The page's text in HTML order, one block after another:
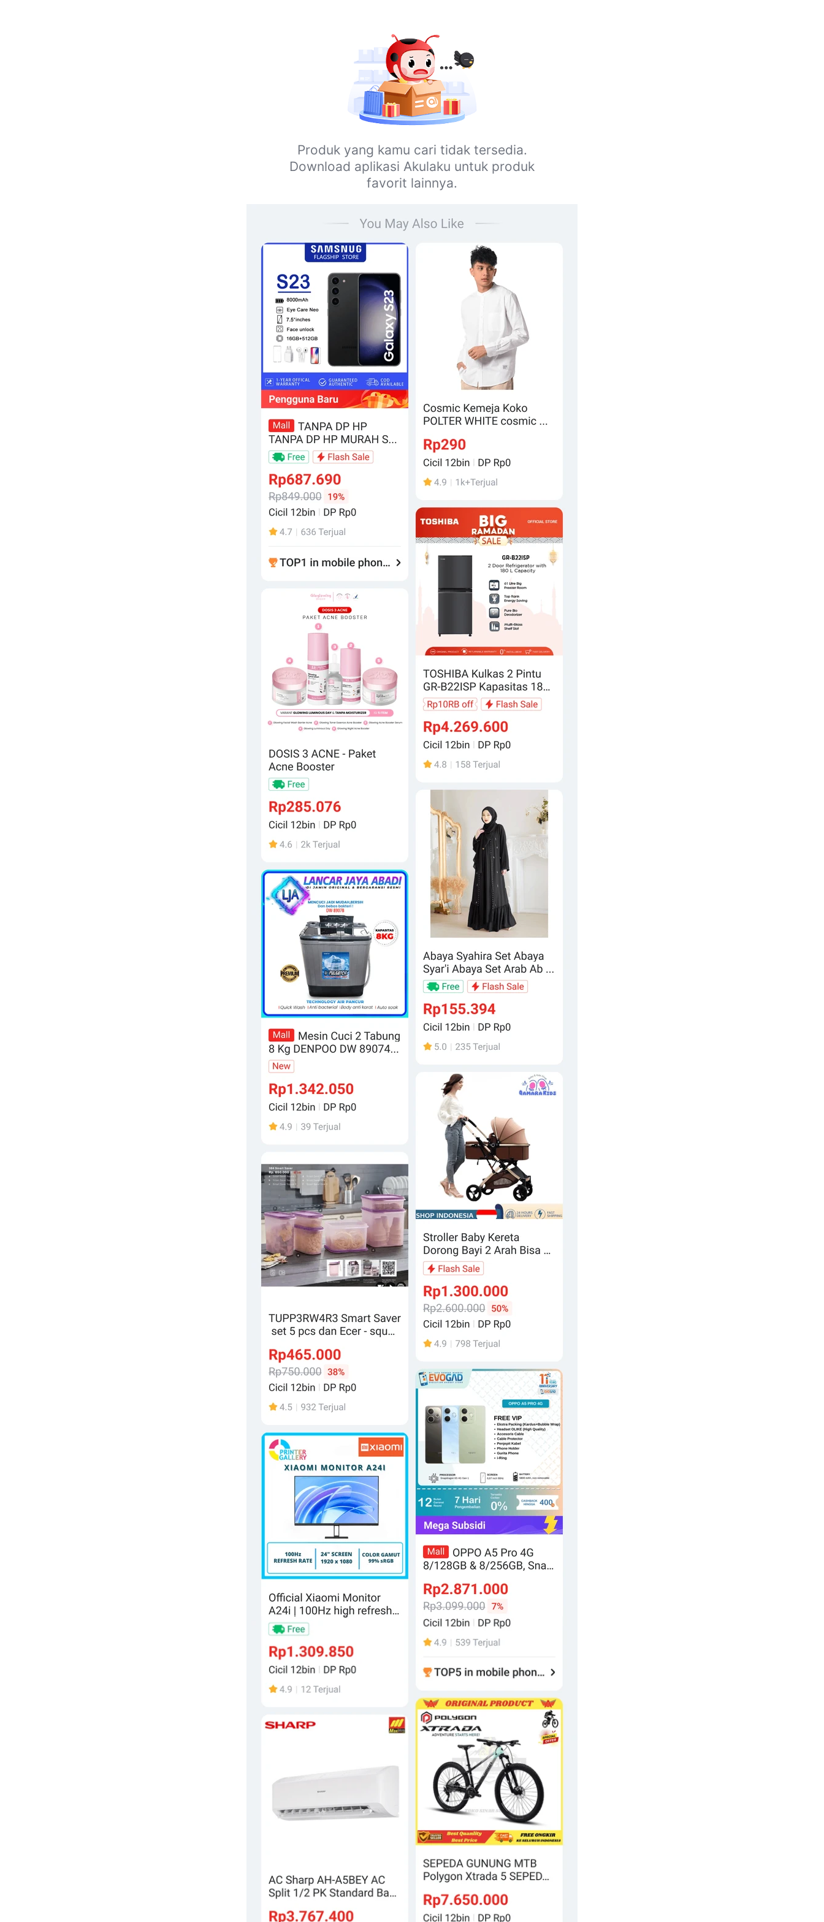
Produk yang kamu cari tidak tersedia.
Download aplikasi Akulaku untuk produk
favorit lainnya.